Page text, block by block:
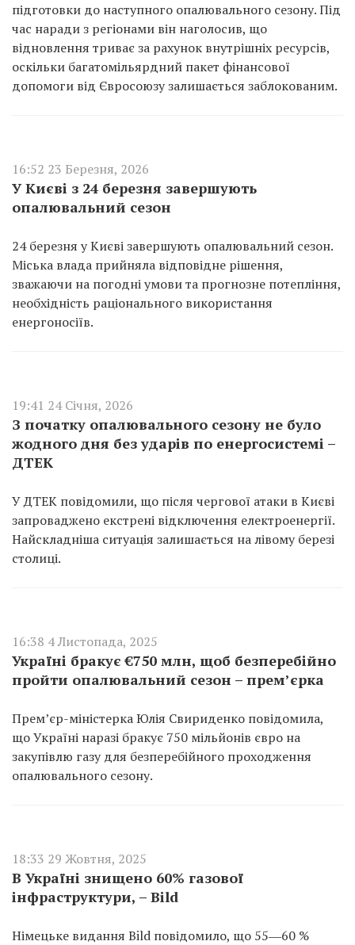
підготовки до наступного опалювального сезону. Під
час наради з регіонами він наголосив, що
відновлення триває за рахунок внутрішніх ресурсів,
оскільки багатомільярдний пакет фінансової
допомоги від Євросоюзу залишається заблокованим.
16:52 23 Березня, 2026
У Києві з 24 березня завершують
опалювальний сезон
24 березня у Києві завершують опалювальний сезон.
Міська влада прийняла відповідне рішення,
зважаючи на погодні умови та прогнозне потепління,
необхідність раціонального використання
енергоносіїв.
19:41 24 Січня, 2026
З початку опалювального сезону не було
жодного дня без ударів по енергосистемі –
ДТЕК
У ДТЕК повідомили, що після чергової атаки в Києві
запроваджено екстрені відключення електроенергії.
Найскладніша ситуація залишається на лівому березі
столиці.
16:38 4 Листопада, 2025
Україні бракує €750 млн, щоб безперебійно
пройти опалювальний сезон – прем’єрка
Прем’єр-міністерка Юлія Свириденко повідомила,
що Україні наразі бракує 750 мільйонів євро на
закупівлю газу для безперебійного проходження
опалювального сезону.
18:33 29 Жовтня, 2025
В Україні знищено 60% газової
інфраструктури, – Bild
Німецьке видання Bild повідомило, що 55―60 %